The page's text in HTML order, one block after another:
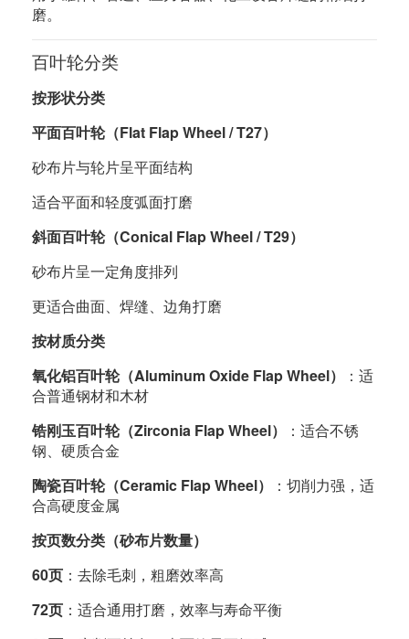
磨。
百叶轮分类
按形状分类
平面百叶轮（Flat Flap Wheel / T27）
砂布片与轮片呈平面结构
适合平面和轻度弧面打磨
斜面百叶轮（Conical Flap Wheel / T29）
砂布片呈一定角度排列
更适合曲面、焊缝、边角打磨
按材质分类
氧化铝百叶轮（Aluminum Oxide Flap Wheel）
：适
合普通钢材和木材
锆刚玉百叶轮（Zirconia Flap Wheel）
：适合不锈
钢、硬质合金
陶瓷百叶轮（Ceramic Flap Wheel）
：切削力强，适
合高硬度金属
按页数分类（砂布片数量）
60页 ：去除毛刺，粗磨效率高
72页 ：适合通用打磨，效率与寿命平衡